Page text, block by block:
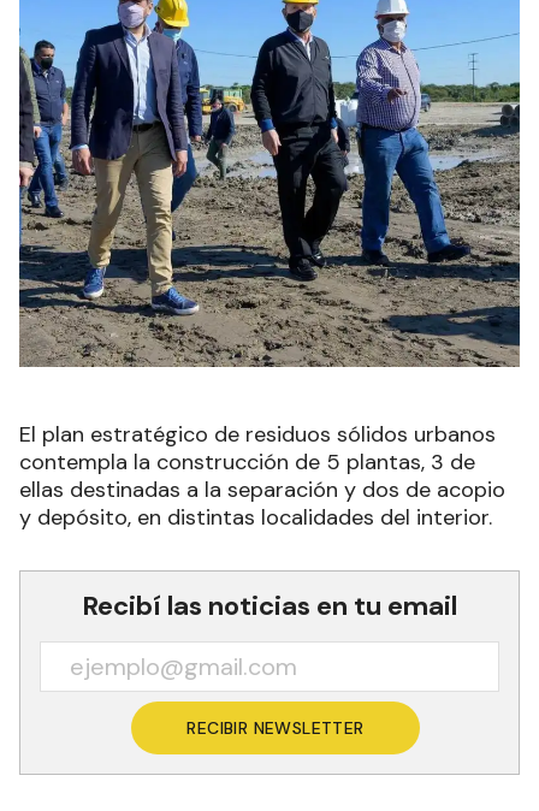
El plan estratégico de residuos sólidos urbanos
contempla la construcción de 5 plantas, 3 de
ellas destinadas a la separación y dos de acopio
y depósito, en distintas localidades del interior.
Recibí las noticias en tu email
RECIBIR NEWSLETTER